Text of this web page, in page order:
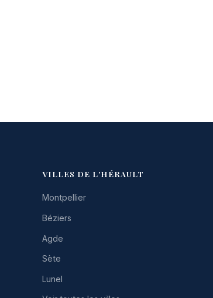
VILLES DE L'HÉRAULT
Montpellier
Béziers
Agde
Sète
Lunel